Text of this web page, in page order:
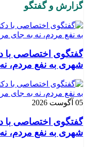
گزارش و گفتگو
گفتگوی اختصاصی با
شهری به نفع مردم،
05 آگوست 2026
گفتگوی اختصاصی با
شهری به نفع مردم،